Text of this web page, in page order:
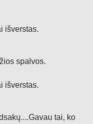
išverstas.
spalvos.
išverstas.
tai, ko